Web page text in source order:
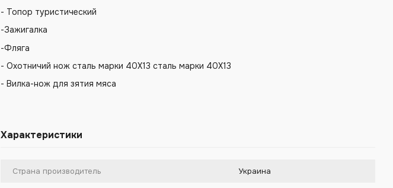
- Топор туристический
-Зажигалка
-Фляга
- Охотничий нож сталь марки 40Х13 сталь марки 40Х13
- Вилка-нож для зятия мяса
Характеристики
Страна производитель Украина